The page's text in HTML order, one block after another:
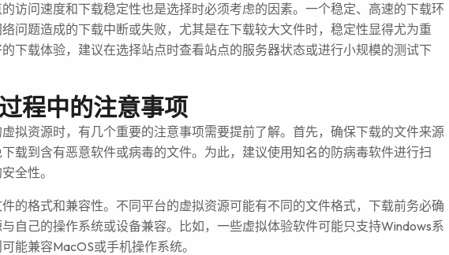
访问速度和下载稳定性也是选择时必须考虑的因素。一个稳定、高速的下载环
问题造成的下载中断或失败，尤其是在下载较大文件时，稳定性显得尤为重
下载体验，建议在选择站点时查看站点的服务器状态或进行小规模的测试下
程中的注意事项
拟资源时，有几个重要的注意事项需要提前了解。首先，确保下载的文件来源
载到含有恶意软件或病毒的文件。为此，建议使用知名的防病毒软件进行扫
全性。
的格式和兼容性。不同平台的虚拟资源可能有不同的文件格式，下载前务必确
自己的操作系统或设备兼容。比如，一些虚拟体验软件可能只支持Windows系
能兼容MacOS或手机操作系统。